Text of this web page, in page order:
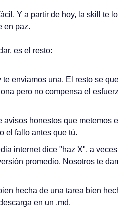
Y a partir de hoy, la skill te
en paz.
es el resto:
enviamos una. El resto se
pero no compensa el
avisos honestos que metemos
el fallo antes que tú.
internet dice "haz X", a
promedio. Nosotros te
hecha de una tarea bien
en un .md.